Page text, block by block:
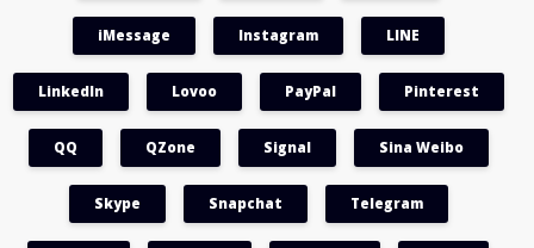
iMessage Instagram LINE
LinkedIn Lovoo PayPal Pinterest
QQ QZone Signal Sina Weibo
Skype Snapchat Telegram